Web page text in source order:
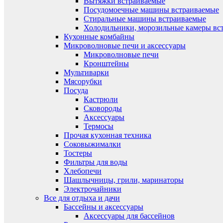
Посудомоечные машины встраиваемые
Стиральные машины встраиваемые
Холодильники, морозильные камеры
Кухонные комбайны
Микроволновые печи и аксессуары
Микроволновые печи
Кронштейны
Мультиварки
Мясорубки
Посуда
Кастрюли
Сковороды
Аксессуары
Термосы
Прочая кухонная техника
Соковыжималки
Тостеры
Фильтры для воды
Хлебопечи
Шашлычницы, грили, маринаторы
Электрочайники
Все для отдыха и дачи
Бассейны и аксессуары
Аксессуары для бассейнов